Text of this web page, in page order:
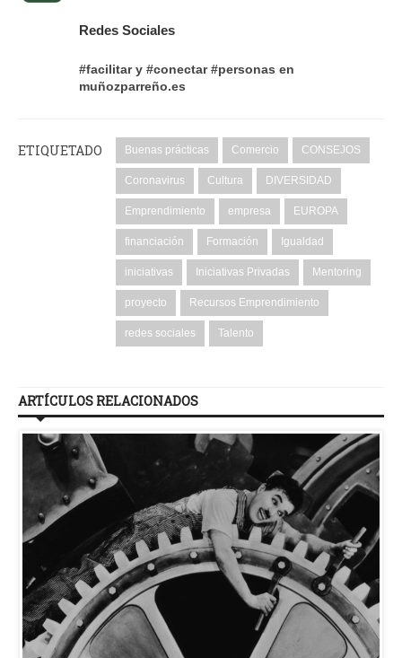
Redes Sociales
#facilitar y #conectar #personas en
muñozparreño.es
ETIQUETADO Buenas prácticas Comercio CONSEJOS
Coronavirus Cultura DIVERSIDAD
Emprendimiento empresa EUROPA
financiación Formación Igualdad
iniciativas Iniciativas Privadas Mentoring
proyecto Recursos Emprendimiento
redes sociales Talento
ARTÍCULOS RELACIONADOS